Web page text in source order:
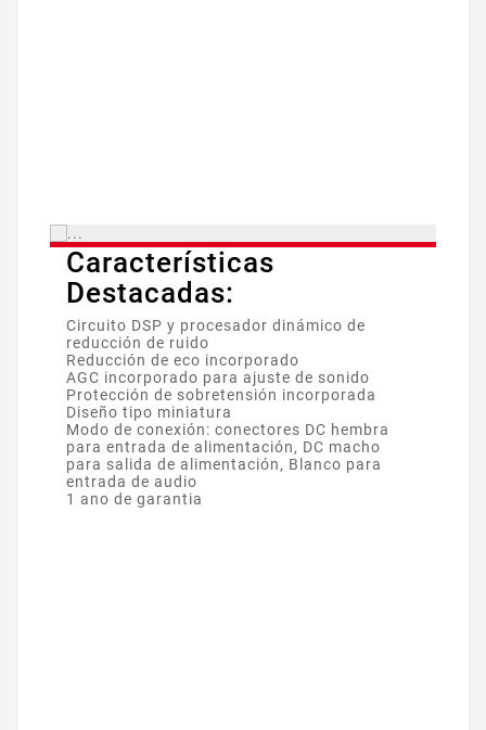
Características
Destacadas:
Circuito DSP y procesador dinámico de
reducción de ruido
Reducción de eco incorporado
AGC incorporado para ajuste de sonido
Protección de sobretensión incorporada
Diseño tipo miniatura
Modo de conexión: conectores DC hembra
para entrada de alimentación, DC macho
para salida de alimentación, Blanco para
entrada de audio
1 ano de garantia